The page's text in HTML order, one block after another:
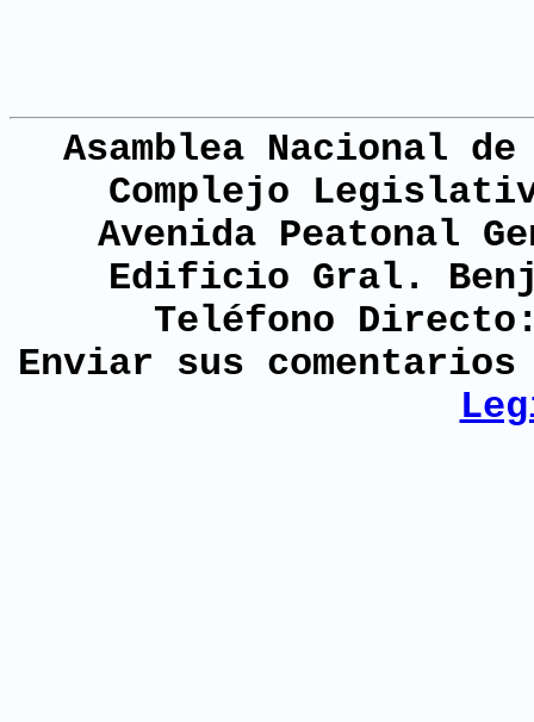
Asamblea Nacional
Complejo
Avenida Peatonal
Edificio Gral.
Teléfono
Enviar sus